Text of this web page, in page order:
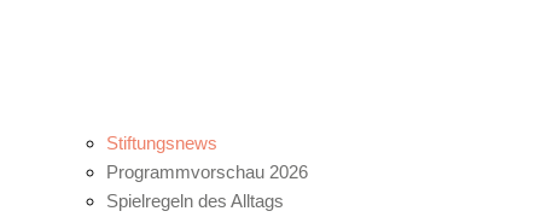
Stiftungsnews
Programmvorschau 2026
Spielregeln des Alltags